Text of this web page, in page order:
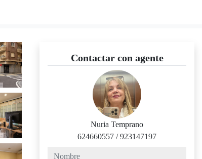
Contactar con agente
Nuria Temprano
624660557 /923147197
nombre